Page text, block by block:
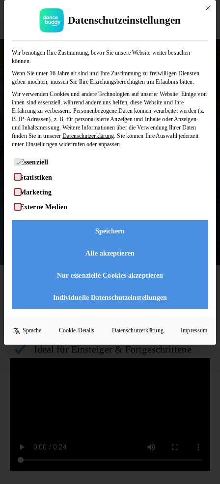
Discofox
Discofox ist einer der beliebtesten Paartänze
überhaupt und begeistert durch seine
Vielseitigkeit – getanzt auf Partys, Hochzeiten
und Feiern aller Art. Bei dancebuddy lernt ihr
online und in eurem Tempo Discofox tanzen,
vom Grundschritt bis zu abwechslungsreichen
Figuren.
KURSE ENTDECKEN
KURZ & KOMPAKT
Discofox auf einen Blick
Leicht zu lernen & sofort tanzbar
Hochzeit
Ideal für Einsteiger & Fortgeschrittene
Mit
Datenschutzeinstellungen
Wir benötigen Ihre Zustimmung, bevor Sie unsere Website weiter besuchen
können.
Wenn Sie unter 16 Jahre alt sind und Ihre Zustimmung zu freiwilligen Diensten
geben möchten, müssen Sie Ihre Erziehungsberechtigten um Erlaubnis bitten.
Wir verwenden Cookies und andere Technologien auf unserer Website. Einige von
ihnen sind essenziell, während andere uns helfen, diese Website und Ihre
Erfahrung zu verbessern. Personenbezogene Daten können verarbeitet werden (z.
B. IP-Adressen), z. B. für personalisierte Anzeigen und Inhalte oder Anzeigen-
und Inhaltsmessung. Weitere Informationen über die Verwendung Ihrer Daten
finden Sie in unsererDatenschutzerklärung. Sie können Ihre Auswahl jederzeit
unter Einstellungenwiderrufen oder anpassen.
Es folgt eine Liste der Service-Gruppen, für die eine
Essenziell
Statistiken
Marketing
Externe Medien
Speichern
Alle akzeptieren
Nur essenzielle Cookies akzeptieren
Individuelle Datenschutzeinstellungen
Sprache Cookie-Details Datenschutzerklärung Impressum